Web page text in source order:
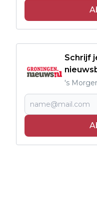
Schrijf
's